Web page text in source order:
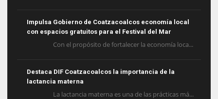
Impulsa Gobierno de Coatzacoalcos economía local
con espacios gratuitos para el Festival del Mar
Con el propósito de fortalecer la economía loca...
Destaca DIF Coatzacoalcos la importancia de la
lactancia materna
La lactancia materna es una de las prácticas má...